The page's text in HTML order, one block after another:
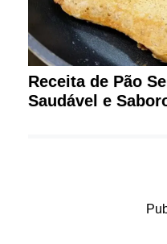
Receita de Pão
Saudável e